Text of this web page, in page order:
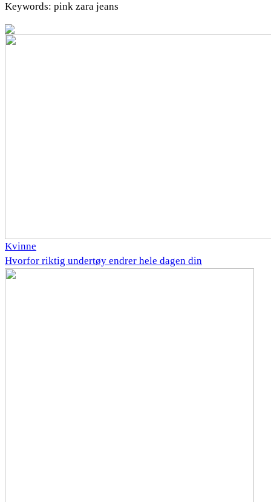
Keywords: pink zara jeans
Kvinne
Hvorfor riktig undertøy endrer hele dagen din